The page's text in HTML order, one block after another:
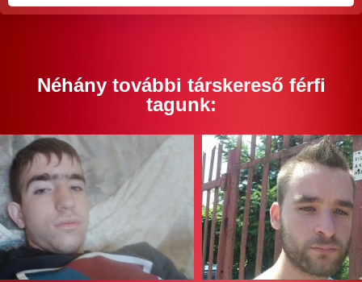
Néhány további társkereső férfi
tagunk: